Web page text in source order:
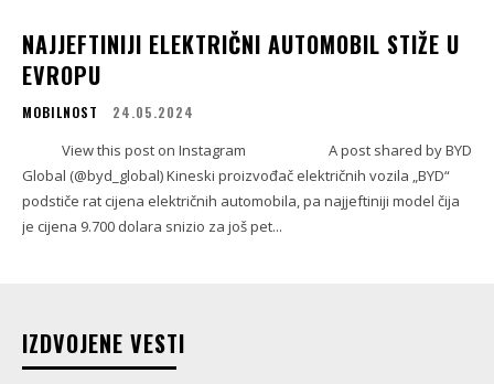
NAJJEFTINIJI ELEKTRIČNI AUTOMOBIL STIŽE U
EVROPU
MOBILNOST 24.05.2024
Global (@byd_global) Kineski proizvođač električnih vozila „BYD“
podstiče rat cijena električnih automobila, pa najjeftiniji model čija
je cijena 9.700 dolara snizio za još pet...
IZDVOJENE VESTI